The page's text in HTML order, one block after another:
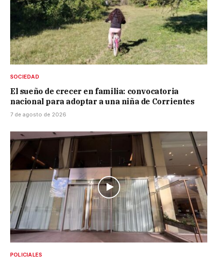
SOCIEDAD
El sueño de crecer en familia: convocatoria
nacional para adoptar a una niña de Corrientes
7 de agosto de 2026
POLICIALES